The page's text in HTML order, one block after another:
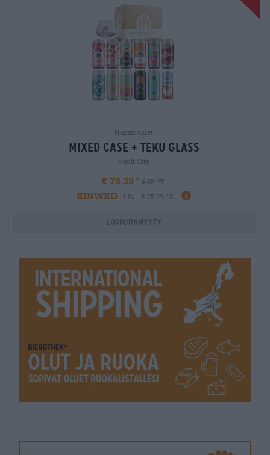
Hapan oluet
mixed case + teku glass
Vault City
€ 75,39 € 85,99
EINWEG 1 St. - € 75,39 / St.
Loppuunmyyty